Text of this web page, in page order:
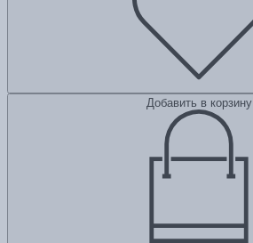
Добавить в корзину